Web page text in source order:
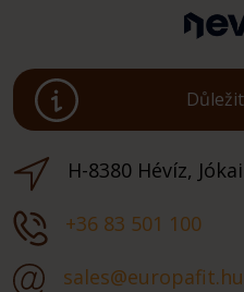
H-8380 Hévíz,
+36 83 501 100
sales@europafit.hu